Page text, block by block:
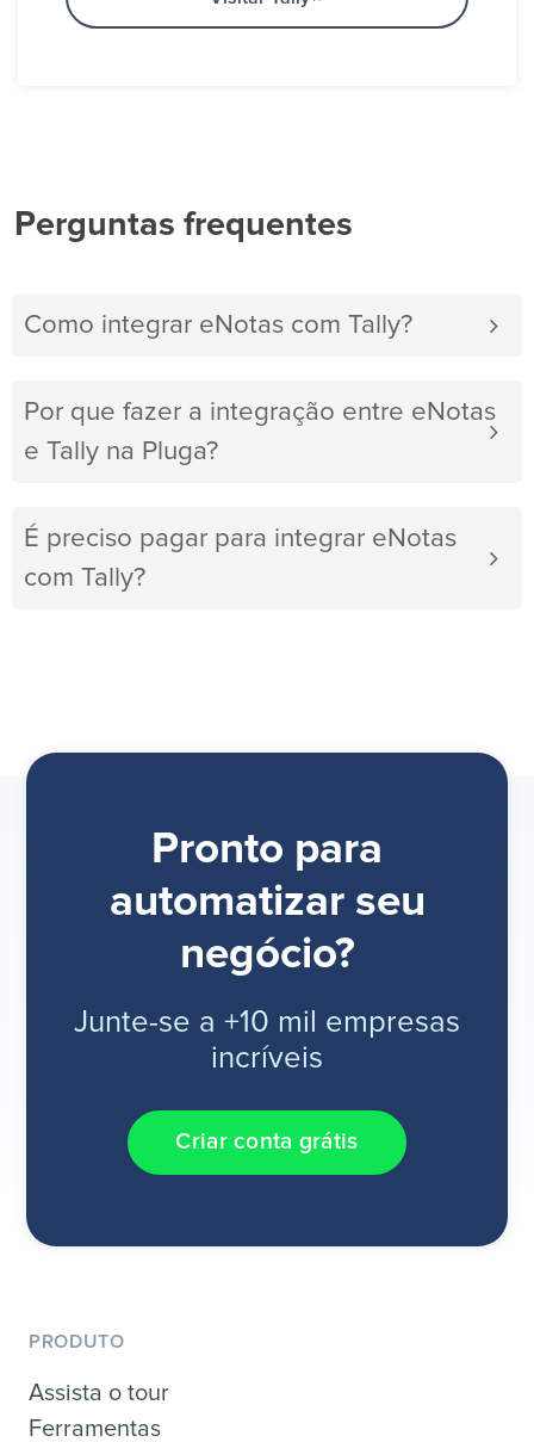
Perguntas frequentes
Como integrar eNotas com Tally?
Por que fazer a integração entre eNotas
e Tally na Pluga?
É preciso pagar para integrar eNotas
com Tally?
Pronto para
automatizar seu
negócio?
Junte-se a +10 mil empresas
incríveis
Criar conta grátis
PRODUTO
Assista o tour
Ferramentas